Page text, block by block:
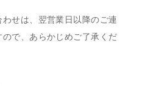
せは、翌営業日以降のご連
で、あらかじめご了承くだ